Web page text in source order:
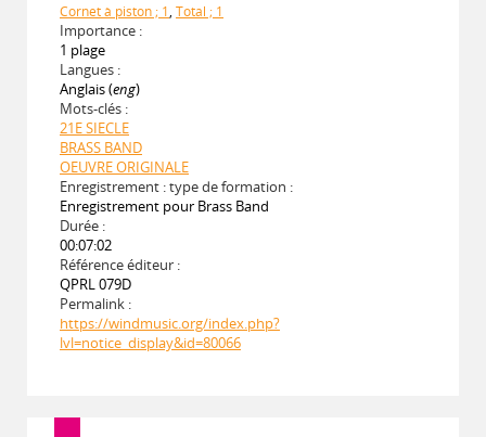
Cornet à piston ; 1, Total ; 1
Importance :
1 plage
Langues :
Anglais (eng)
Mots-clés :
21E SIECLE
BRASS BAND
OEUVRE ORIGINALE
Enregistrement : type de formation :
Enregistrement pour Brass Band
Durée :
00:07:02
Référence éditeur :
QPRL 079D
Permalink :
https://windmusic.org/index.php?
lvl=notice_display&id=80066